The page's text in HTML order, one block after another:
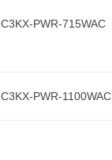
C3KX-PWR-715WAC
C3KX-PWR-1100WAC